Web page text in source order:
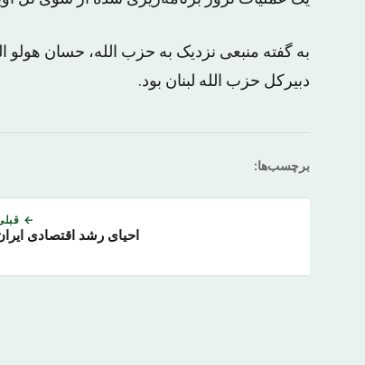
به گفته منبعی نزدیک به حزب الله، حسان هولو
دبیرکل حزب الله لبنان بود.
برچسب‌ها:
←
احیای رشد اقتصادی